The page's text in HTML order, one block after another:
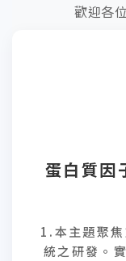
歡迎各
蛋白質因
1.本主題聚
統之研發。